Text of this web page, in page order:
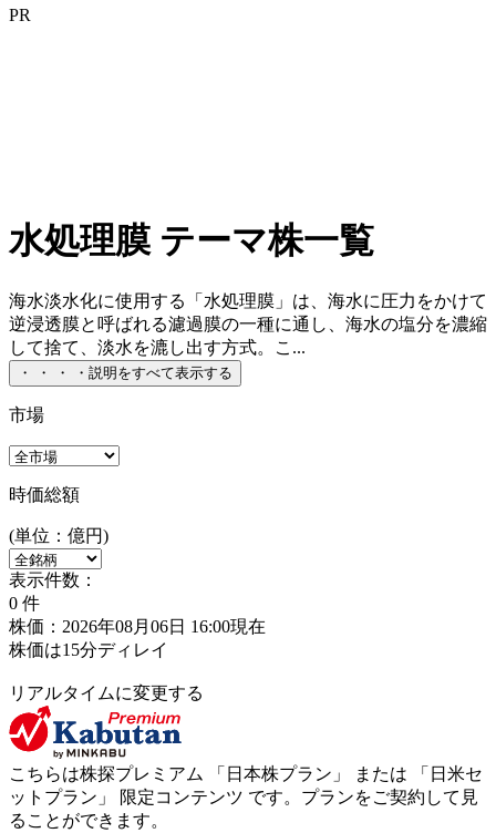
PR
水処理膜 テーマ株一覧
海水淡水化に使用する「水処理膜」は、海水に圧力をかけて
逆浸透膜と呼ばれる濾過膜の一種に通し、海水の塩分を濃縮
して捨て、淡水を漉し出す方式。こ...
・ ・ ・ ・ 説明をすべて表示する
市場
時価総額
(単位：億円)
表示件数：
0 件
株価：2026年08月06日 16:00現在
株価は15分ディレイ
リアルタイムに変更する
こちらは株探プレミアム 「 日本株プラン 」 または 「 日米セ
ットプラン 」 限定コンテンツ です。プランをご契約して見
ることができます。